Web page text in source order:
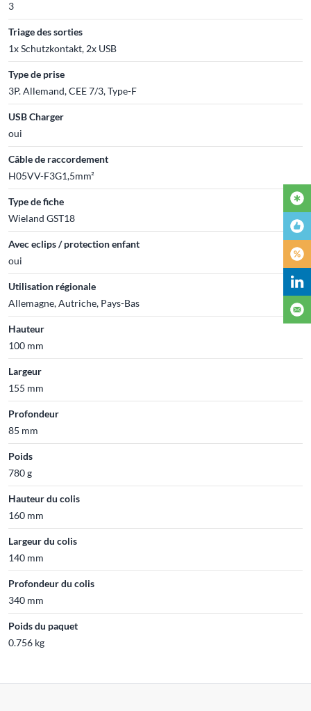
3
Triage des sorties
1x Schutzkontakt, 2x USB
Type de prise
3P. Allemand, CEE 7/3, Type-F
USB Charger
oui
Câble de raccordement
H05VV-F3G1,5mm²
Type de fiche
Wieland GST18
Avec eclips / protection enfant
oui
Utilisation régionale
Allemagne, Autriche, Pays-Bas
Hauteur
100 mm
Largeur
155 mm
Profondeur
85 mm
Poids
780 g
Hauteur du colis
160 mm
Largeur du colis
140 mm
Profondeur du colis
340 mm
Poids du paquet
0.756 kg